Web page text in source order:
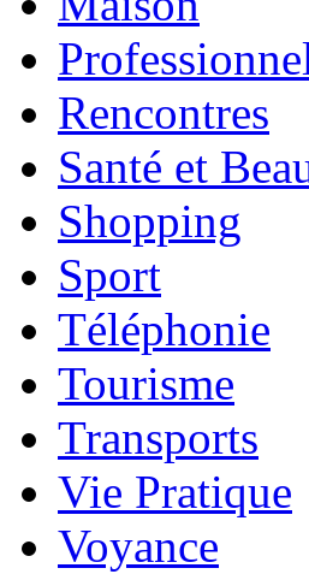
Rencontres
Santé et
Shopping
Sport
Téléphonie
Tourisme
Transports
Vie Pratique
Voyance